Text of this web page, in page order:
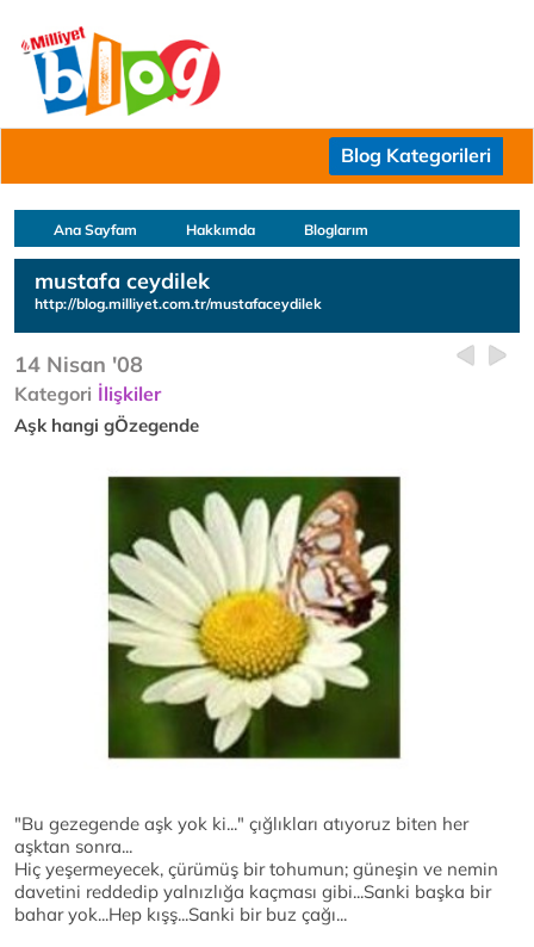
Blog Kategorileri
Ana Sayfam Hakkımda Bloglarım
mustafa ceydilek
http://blog.milliyet.com.tr/mustafaceydilek
14 Nisan '08
Kategori İlişkiler
Aşk hangi gÖzegende
"Bu gezegende aşk yok ki..." çığlıkları atıyoruz biten her
aşktan sonra...
Hiç yeşermeyecek, çürümüş bir tohumun; güneşin ve nemin
davetini reddedip yalnızlığa kaçması gibi...Sanki başka bir
bahar yok...Hep kışş...Sanki bir buz çağı...